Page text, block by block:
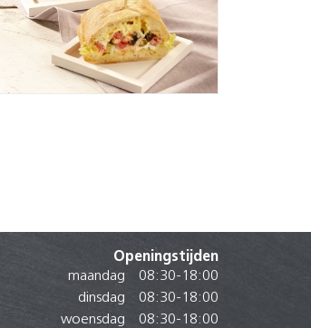
Openingstijden
maandag
08:30-18:00
dinsdag
08:30-18:00
woensdag
08:30-18:00